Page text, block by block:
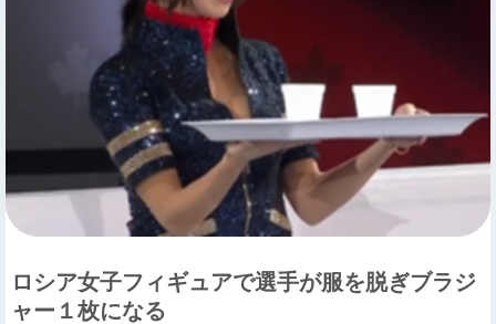
ロシア女子フィギュアで選手が服を脱ぎブラジ
ャー１枚になる